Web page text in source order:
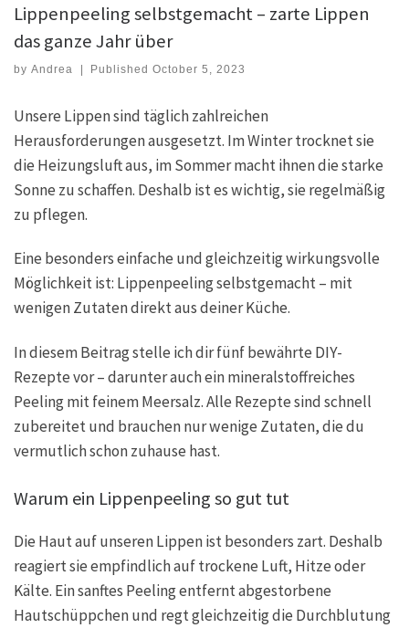
Lippenpeeling selbstgemacht – zarte Lippen
das ganze Jahr über
by Andrea | PublishedOctober 5, 2023
Unsere Lippen sind täglich zahlreichen
Herausforderungen ausgesetzt. Im Winter trocknet sie
die Heizungsluft aus, im Sommer macht ihnen die starke
Sonne zu schaffen. Deshalb ist es wichtig, sie regelmäßig
zu pflegen.
Eine besonders einfache und gleichzeitig wirkungsvolle
Möglichkeit ist: Lippenpeeling selbstgemacht – mit
wenigen Zutaten direkt aus deiner Küche.
In diesem Beitrag stelle ich dir fünf bewährte DIY-
Rezepte vor – darunter auch ein mineralstoffreiches
Peeling mit feinem Meersalz. Alle Rezepte sind schnell
zubereitet und brauchen nur wenige Zutaten, die du
vermutlich schon zuhause hast.
Warum ein Lippenpeeling so gut tut
Die Haut auf unseren Lippen ist besonders zart. Deshalb
reagiert sie empfindlich auf trockene Luft, Hitze oder
Kälte. Ein sanftes Peeling entfernt abgestorbene
Hautschüppchen und regt gleichzeitig die Durchblutung